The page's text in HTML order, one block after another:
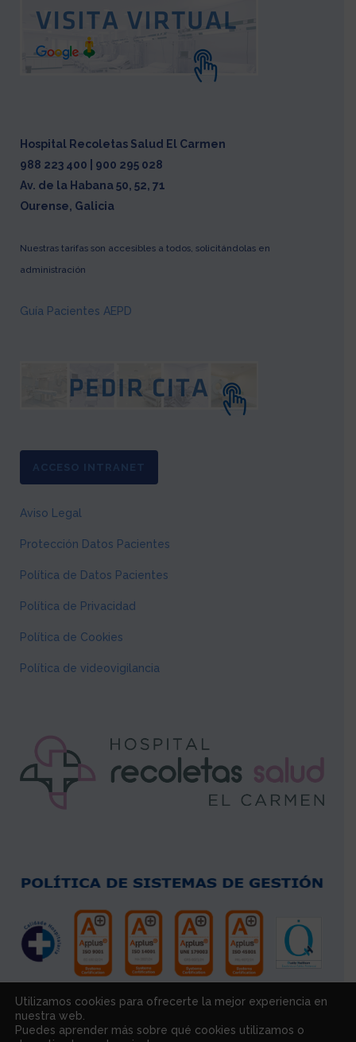
Hospital Recoletas Salud El Carmen
988 223 400 | 900 295 028
Av. de la Habana 50, 52, 71
Ourense, Galicia
Nuestras tarifas son accesibles a todos, solicitándolas en
administración
Guía Pacientes AEPD
ACCESO INTRANET
Aviso Legal
Protección Datos Pacientes
Política de Datos Pacientes
Política de Privacidad
Política de Cookies
Política de videovigilancia
Utilizamos cookies para ofrecerte la mejor experiencia en
nuestra web.
Puedes aprender más sobre qué cookies utilizamos o